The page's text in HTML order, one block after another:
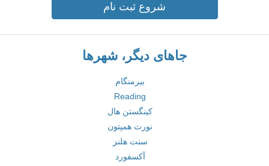
شروع ثبت نام
جاهای دیگر، شهرها
بیرمنگام
Reading
کینگستن هال
نورث همپتون
سنت هلنز
آکسفورد